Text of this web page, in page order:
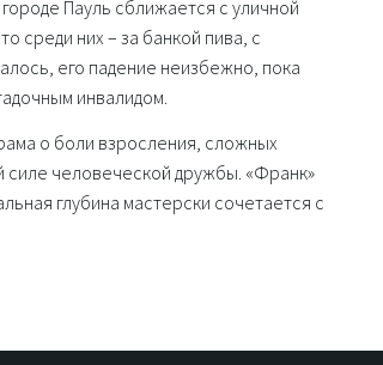
Пауль сближается с уличной
среди них – за банкой пива, с
его падение неизбежно, пока
инвалидом.
о боли взросления, сложных
силе человеческой дружбы. «Франк»
глубина мастерски сочетается с